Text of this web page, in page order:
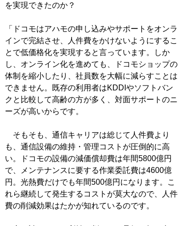
を実現できたのか？
「ドコモはアハモの申し込みやサポートをオンラ
インで完結させ、人件費をかけないようにするこ
とで低価格化を実現すると言っています。しか
し、オンライン化を進めても、ドコモショップの
体制を縮小したり、社員数を大幅に減らすことは
できません。既存の利用者はKDDIやソフトバン
クと比較して高齢の方が多く、対面サポートのニ
ーズが高いからです。
そもそも、通信キャリアは総じて人件費より
も、通信設備の維持・管理コストが圧倒的に高
い。ドコモの設備の減価償却費は年間5800億円
で、メンテナンスに要する作業委託費は4600億
円。光熱費だけでも年間500億円になります。こ
れら継続して発生するコストが莫大なので、人件
費の削減効果はたかが知れているのです。